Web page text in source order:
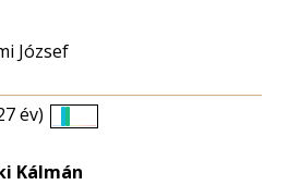
József
év)
eloszlás
Kálmán